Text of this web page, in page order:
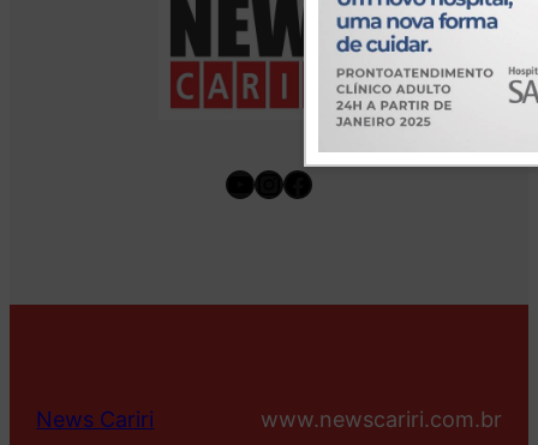
Youtube
Instagram
Facebook
News Cariri www.newscariri.com.br